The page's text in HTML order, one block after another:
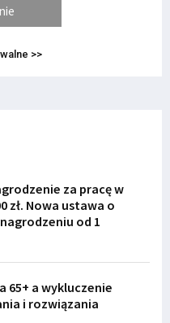
>>
za pracę w
zł. Nowa ustawa o
od 1
65+ a wykluczenie
i rozwiązania